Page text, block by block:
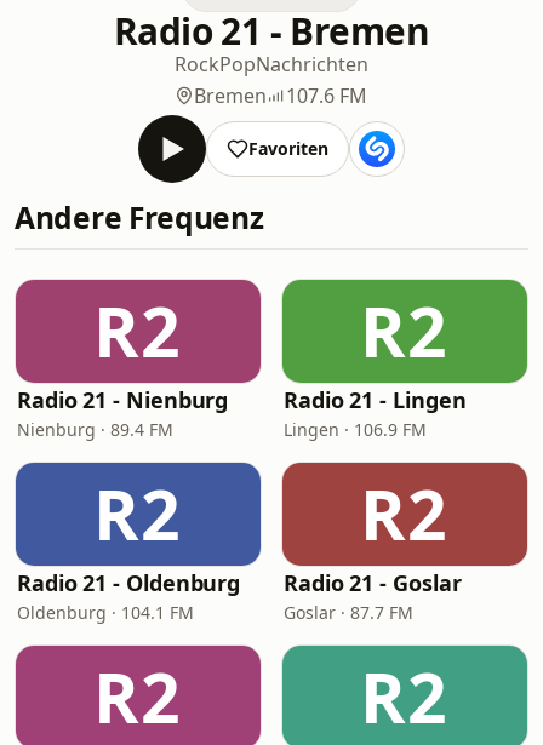
Radio 21 - Bremen
RockPopNachrichten
Bremen
107.6 FM
Favoriten
Andere Frequenz
R2
Radio 21 - Nienburg
Nienburg · 89.4 FM
R2
Radio 21 - Lingen
Lingen · 106.9 FM
R2
Radio 21 - Oldenburg
Oldenburg · 104.1 FM
R2
Radio 21 - Goslar
Goslar · 87.7 FM
R2 R2